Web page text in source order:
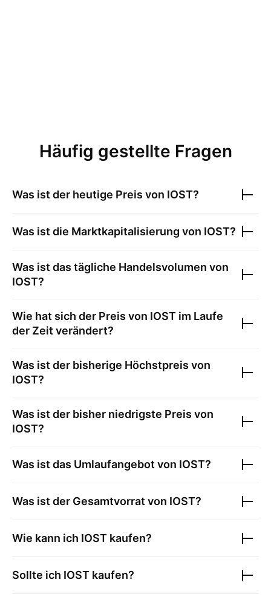
Häufig gestellte Fragen
Was ist der heutige Preis von IOST?
Was ist die Marktkapitalisierung von IOST?
Was ist das tägliche Handelsvolumen von
IOST?
Wie hat sich der Preis von IOST im Laufe
der Zeit verändert?
Was ist der bisherige Höchstpreis von
IOST?
Was ist der bisher niedrigste Preis von
IOST?
Was ist das Umlaufangebot von IOST?
Was ist der Gesamtvorrat von IOST?
Wie kann ich IOST kaufen?
Sollte ich IOST kaufen?